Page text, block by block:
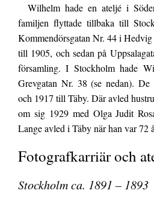
Wilhelm hade en ateljé i
familjen flyttade tillbaka till
Kommendörsgatan Nr. 44 i
till 1905, och sedan på
församling. I Stockholm hade
Grevgatan Nr. 38 (se nedan).
och 1917 till Täby. Där avled
om sig 1929 med Olga Judit
Lange avled i Täby när han var 72
Fotografkarriär och
Stockholm ca. 1891 – 1893